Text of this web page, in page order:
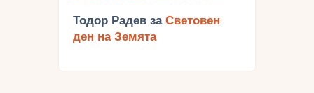
Тодор Радев за Световен
ден на Земята